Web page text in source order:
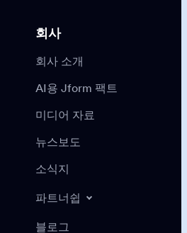
회사
회사 소개
AI용 Jform 팩트
미디어 자료
뉴스보도
소식지
파트너쉽
블로그